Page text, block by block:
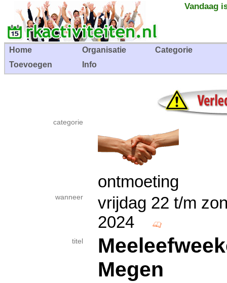
Vandaag
Home Organisatie
Categorie
Toevoegen
Info
categorie
ontmoeting
wanneer
vrijdag 22 t/m
2024
titel
Megen